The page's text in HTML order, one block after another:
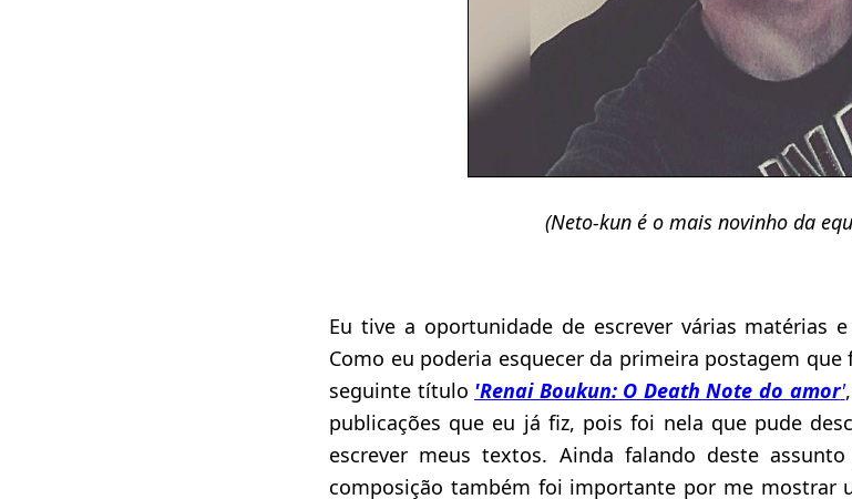
(Neto-kun é o mais novinho da
Eu tive a oportunidade de escrever várias matérias
Como eu poderia esquecer da primeira postagem
seguinte título 'Renai Boukun: O Death Note do amor'
publicações que eu já fiz, pois foi nela que pude
escrever meus textos. Ainda falando deste
composição também foi importante por me mostrar